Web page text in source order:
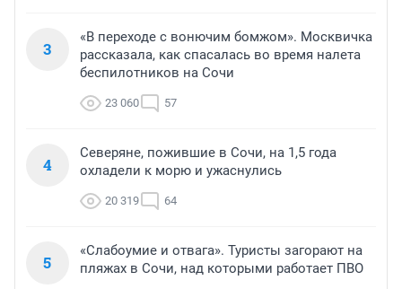
3
«В переходе с вонючим бомжом». Москвичка
рассказала, как спасалась во время налета
беспилотников на Сочи
23 060 57
4
Северяне, пожившие в Сочи, на 1,5 года
охладели к морю и ужаснулись
20 319 64
5
«Слабоумие и отвага». Туристы загорают на
пляжах в Сочи, над которыми работает ПВО